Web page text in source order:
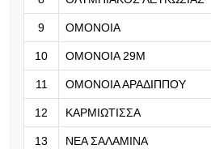
Ρόνι» (Βίντεο)
07.08.2026 | 21:24
Βραβείο
Χατζηγιοβάννη
9 ΟΜΟΝΟΙΑ
10 ΟΜΟΝΟΙΑ 29Μ
11 ΟΜΟΝΟΙΑ ΑΡΑΔΙΠΠΟΥ
12 ΚΑΡΜΙΩΤΙΣΣΑ
13 ΝΕΑ ΣΑΛΑΜΙΝΑ